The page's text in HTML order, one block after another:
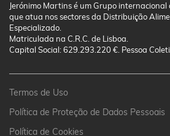
Jerónimo Martins é um Grupo internacional
que atua nos sectores da Distribuição
Especializado.
Matriculada na C.R.C. de Lisboa.
Capital Social: 629.293.220 €. Pessoa
Termos de Uso
Política de Proteção de Dados Pessoais
Política de Cookies